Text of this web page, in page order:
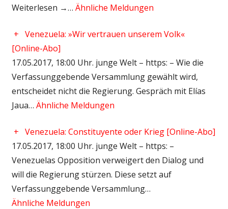
Weiterlesen →… Ähnliche Meldungen
+ Venezuela: »Wir vertrauen unserem Volk«
[Online-Abo]
17.05.2017, 18:00 Uhr. junge Welt – https: – Wie die
Verfassunggebende Versammlung gewählt wird,
entscheidet nicht die Regierung. Gespräch mit Elías
Jaua… Ähnliche Meldungen
+ Venezuela: Constituyente oder Krieg [Online-Abo]
17.05.2017, 18:00 Uhr. junge Welt – https: –
Venezuelas Opposition verweigert den Dialog und
will die Regierung stürzen. Diese setzt auf
Verfassunggebende Versammlung…
Ähnliche Meldungen